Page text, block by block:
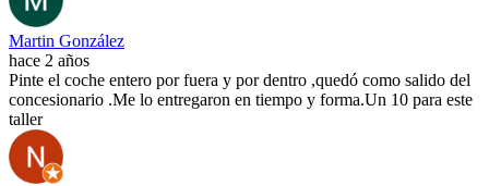
Martin González
hace 2 años
Pinte el coche entero por fuera y por dentro ,quedó como salido del
concesionario .Me lo entregaron en tiempo y forma.Un 10 para este
taller